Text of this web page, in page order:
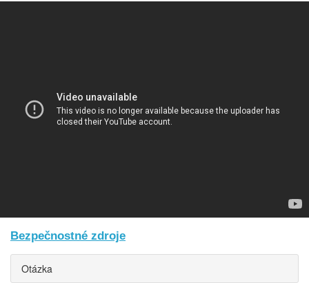
Bezpečnostné zdroje
Otázka